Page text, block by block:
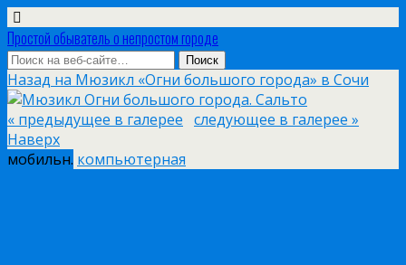
Простой обыватель о непростом городе
Назад на Мюзикл «Огни большого города» в Сочи
« предыдущее в галерее следующее в галерее »
Наверх
мобильн. компьютерная